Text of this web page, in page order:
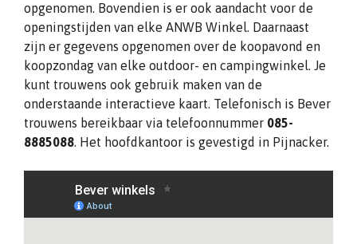
opgenomen. Bovendien is er ook aandacht voor de
openingstijden van elke ANWB Winkel. Daarnaast
zijn er gegevens opgenomen over de koopavond en
koopzondag van elke outdoor- en campingwinkel. Je
kunt trouwens ook gebruik maken van de
onderstaande interactieve kaart. Telefonisch is Bever
trouwens bereikbaar via telefoonnummer 085-
8885088. Het hoofdkantoor is gevestigd in Pijnacker.